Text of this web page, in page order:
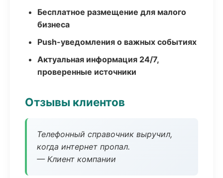
Бесплатное размещение для малого
бизнеса
Push-уведомления о важных событиях
Актуальная информация 24/7,
проверенные источники
Отзывы клиентов
Телефонный справочник выручил,
когда интернет пропал.
— Клиент компании